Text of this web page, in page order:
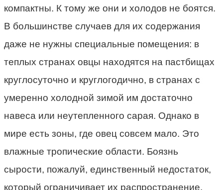
компактны. К тому же они и холодов не боятся.
В большинстве случаев для их содержания
даже не нужны специальные помещения: в
теплых странах овцы находятся на пастбищах
круглосуточно и круглогодично, в странах с
умеренно холодной зимой им достаточно
навеса или неутепленного сарая. Однако в
мире есть зоны, где овец совсем мало. Это
влажные тропические области. Боязнь
сырости, пожалуй, единственный недостаток,
который ограничивает их распространение.